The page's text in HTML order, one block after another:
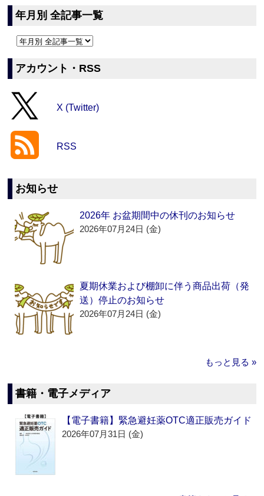
年月別 全記事一覧
アカウント・RSS
X (Twitter)
RSS
お知らせ
2026年 お盆期間中の休刊のお知らせ
2026年07月24日 (金)
夏期休業および棚卸に伴う商品出荷（発
送）停止のお知らせ
2026年07月24日 (金)
もっと見る »
書籍・電子メディア
【電子書籍】緊急避妊薬OTC適正販売ガイド
2026年07月31日 (金)